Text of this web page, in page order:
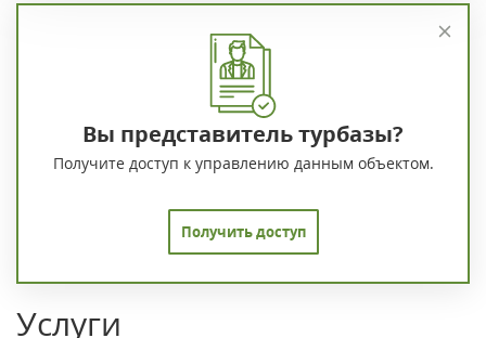
Вы представитель турбазы?
Получите доступ к управлению данным объектом.
Получить доступ
Услуги